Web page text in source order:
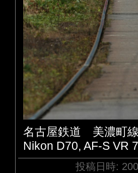
名古屋鉄道 美濃町
Nikon D70, AF-S VR
投稿日時: